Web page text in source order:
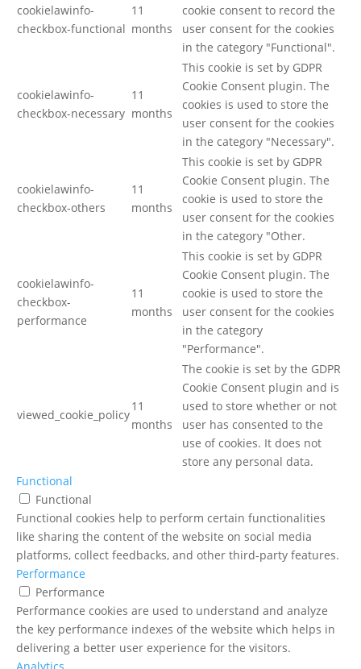
cookielawinfo-
checkbox-functional
11
months
cookie consent to record the
user consent for the cookies
in the category "Functional".
cookielawinfo-
checkbox-necessary
11
months
This cookie is set by GDPR
Cookie Consent plugin. The
cookies is used to store the
user consent for the cookies
in the category "Necessary".
cookielawinfo-
checkbox-others
11
months
This cookie is set by GDPR
Cookie Consent plugin. The
cookie is used to store the
user consent for the cookies
in the category "Other.
cookielawinfo-
checkbox-
performance
11
months
This cookie is set by GDPR
Cookie Consent plugin. The
cookie is used to store the
user consent for the cookies
in the category
"Performance".
viewed_cookie_policy
11
months
The cookie is set by the GDPR
Cookie Consent plugin and is
used to store whether or not
user has consented to the
use of cookies. It does not
store any personal data.
Functional
Functional
Functional cookies help to perform certain functionalities
like sharing the content of the website on social media
platforms, collect feedbacks, and other third-party features.
Performance
Performance
Performance cookies are used to understand and analyze
the key performance indexes of the website which helps in
delivering a better user experience for the visitors.